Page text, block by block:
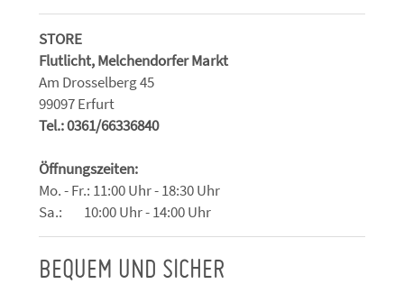
STORE
Flutlicht, Melchendorfer Markt
Am Drosselberg 45
99097 Erfurt
Tel.: 0361/66336840
Öffnungszeiten:
Mo. - Fr.: 11:00 Uhr - 18:30 Uhr
Sa.: 10:00 Uhr - 14:00 Uhr
BEQUEM UND SICHER